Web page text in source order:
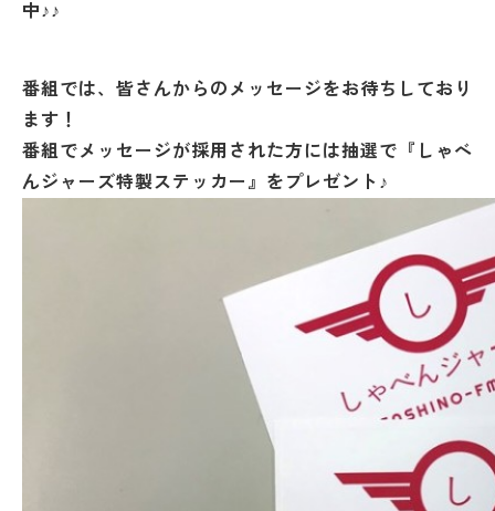
中♪♪
番組では、皆さんからのメッセージをお待ちしており
ます！
番組でメッセージが採用された方には抽選で『しゃべ
んジャーズ特製ステッカー』をプレゼント♪